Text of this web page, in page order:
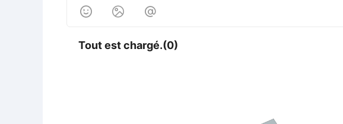
  
Tout est chargé.(0)